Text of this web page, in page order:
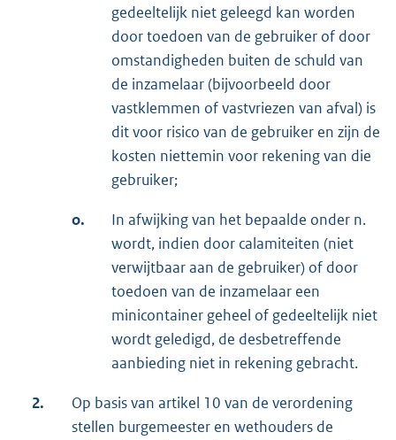
gedeeltelijk niet geleegd kan worden
door toedoen van de gebruiker of door
omstandigheden buiten de schuld van
de inzamelaar (bijvoorbeeld door
vastklemmen of vastvriezen van afval) is
dit voor risico van de gebruiker en zijn de
kosten niettemin voor rekening van die
gebruiker;
o.
In afwijking van het bepaalde onder n.
wordt, indien door calamiteiten (niet
verwijtbaar aan de gebruiker) of door
toedoen van de inzamelaar een
minicontainer geheel of gedeeltelijk niet
wordt geledigd, de desbetreffende
aanbieding niet in rekening gebracht.
2.
Op basis van artikel 10 van de verordening
stellen burgemeester en wethouders de